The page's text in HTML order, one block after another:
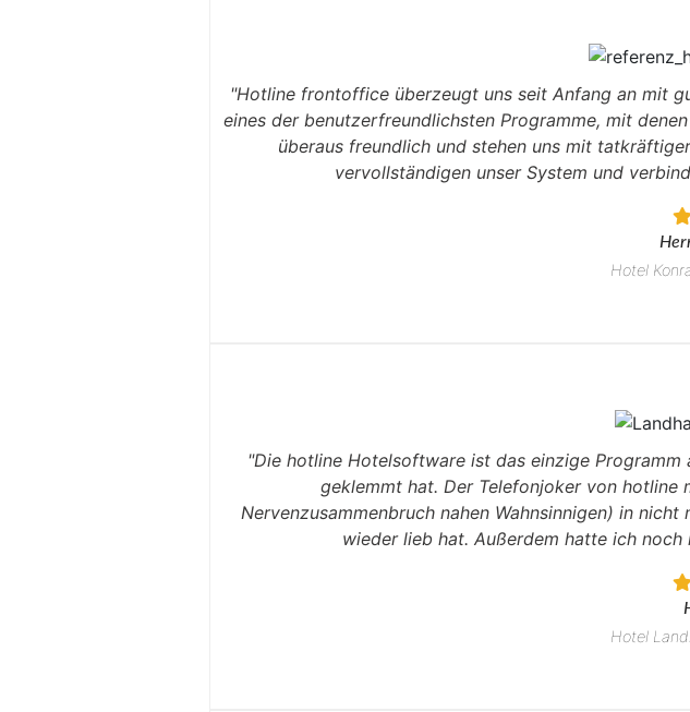
"Hotline frontoffice überzeugt uns seit Anfang an mit
eines der benutzerfreundlichsten Programme, mit
überaus freundlich und stehen uns mit
vervollständigen unser System und
Hotel
"Die hotline Hotelsoftware ist das einzige
geklemmt hat. Der Telefonjoker von hotline
Nervenzusammenbruch nahen Wahnsinnigen) in
wieder lieb hat. Außerdem hatte ich
Hotel